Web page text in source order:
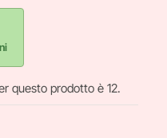
questo prodotto è 12.